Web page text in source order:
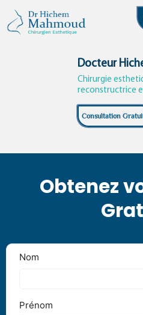
content
Docteur
Chirurgie
reconstructrice
Consultation
Obtenez